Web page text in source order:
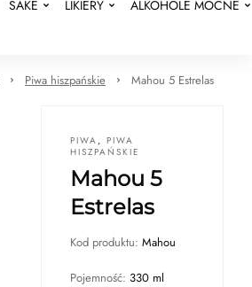
SAKE LIKIERY ALKOHOLE MOCNE
Piwa hiszpańskie Mahou 5 Estrelas
PIWA , PIWA
HISZPAŃSKIE
Mahou 5
Estrelas
Kod produktu: Mahou
Pojemność: 330 ml